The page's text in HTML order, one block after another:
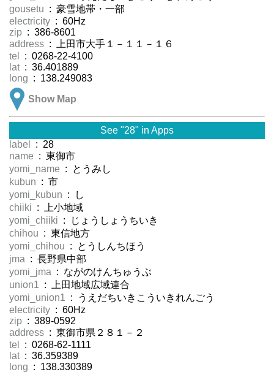
gousetu : 豪雪地帯・一部
electricity : 60Hz
zip : 386-8601
address : 上田市大手１－１１－１６
tel
: 0268-22-4100
lat : 36.401889
long : 138.249083
Show Map
See "28" in Apps
label
: 28
name : 東御市
yomi_name : とうみし
kubun : 市
yomi_kubun : し
chiiki : 上小地域
yomi_chiiki : じょうしょうちいき
chihou : 東信地方
yomi_chihou : とうしんちほう
jma : 長野県中部
yomi_jma : ながのけんちゅうぶ
union1 : 上田地域広域連合
yomi_union1 : うえだちいきこういきれんごう
electricity : 60Hz
zip : 389-0592
address : 東御市県２８１－２
tel
: 0268-62-1111
lat : 36.359389
long : 138.330389